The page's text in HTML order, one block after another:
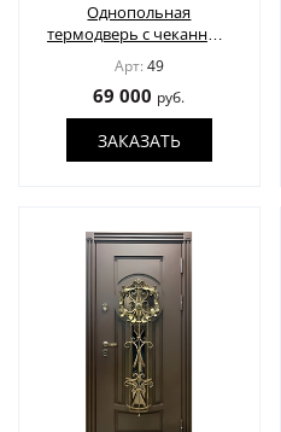
Однопольная
термодверь с чеканным
декором
Арт: 49
69 000 руб.
ЗАКАЗАТЬ